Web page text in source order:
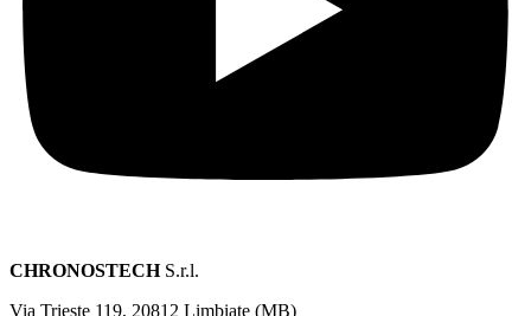
CHRONOSTECHS.r.l.
Via Trieste 119, 20812 Limbiate (MB)